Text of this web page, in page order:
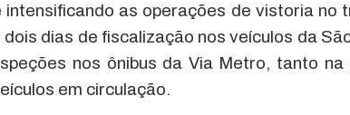
intensificando as operações de vistoria no
dois dias de fiscalização nos veículos da
nos ônibus da Via Metro, tanto
em circulação.